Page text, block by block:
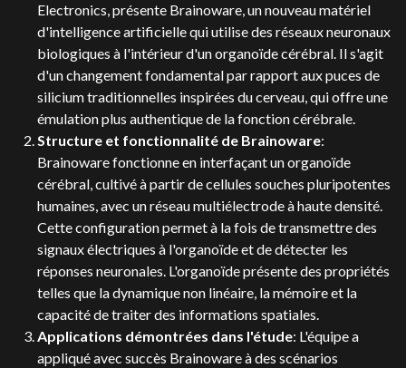
Electronics, présente Brainoware, un nouveau matériel
d'intelligence artificielle qui utilise des réseaux neuronaux
biologiques à l'intérieur d'un organoïde cérébral. Il s'agit
d'un changement fondamental par rapport aux puces de
silicium traditionnelles inspirées du cerveau, qui offre une
émulation plus authentique de la fonction cérébrale.
Structure et fonctionnalité de Brainoware:
Brainoware fonctionne en interfaçant un organoïde
cérébral, cultivé à partir de cellules souches pluripotentes
humaines, avec un réseau multiélectrode à haute densité.
Cette configuration permet à la fois de transmettre des
signaux électriques à l'organoïde et de détecter les
réponses neuronales. L'organoïde présente des propriétés
telles que la dynamique non linéaire, la mémoire et la
capacité de traiter des informations spatiales.
Applications démontrées dans l'étude: L'équipe a
appliqué avec succès Brainoware à des scénarios